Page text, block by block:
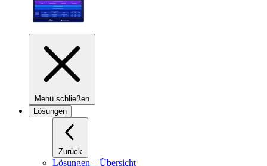
Menü schließen
Lösungen
Zurück
Lösungen – Übersicht